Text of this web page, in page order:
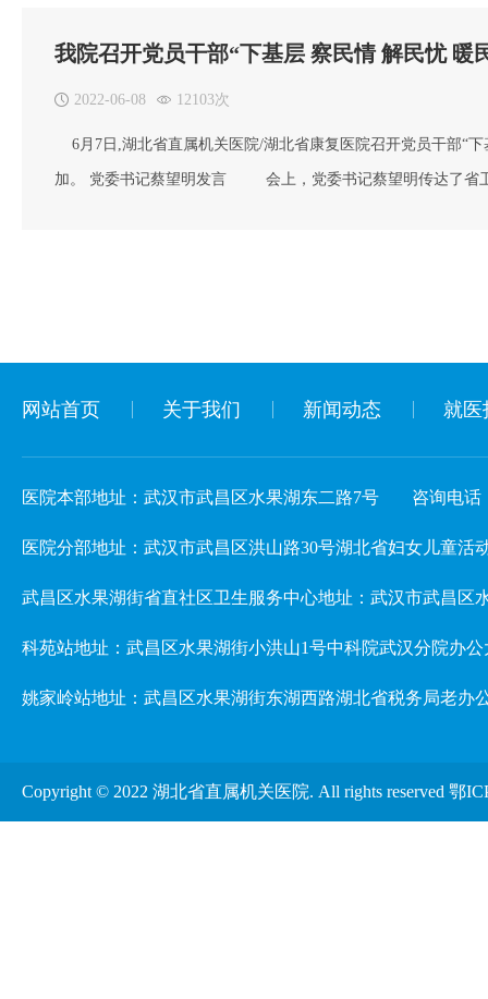
我院召开党员干部“下基层 察民情 解民忧 暖
2022-06-08 12103次
6月7日,湖北省直属机关医院/湖北省康复医院召开党员干部“
加。 党委书记蔡望明发言 会上，党委书记蔡望明传达了省卫
网站首页 关于我们 新闻动态 就医
医院本部地址：武汉市武昌区水果湖东二路7号 咨询电话
医院分部地址：武汉市武昌区洪山路30号湖北省妇女儿童
武昌区水果湖街省直社区卫生服务中心地址：武汉市武昌区
科苑站地址：武昌区水果湖街小洪山1号中科院武汉分院办
姚家岭站地址：武昌区水果湖街东湖西路湖北省税务局老办
Copyright © 2022 湖北省直属机关医院. All rights reserved 鄂